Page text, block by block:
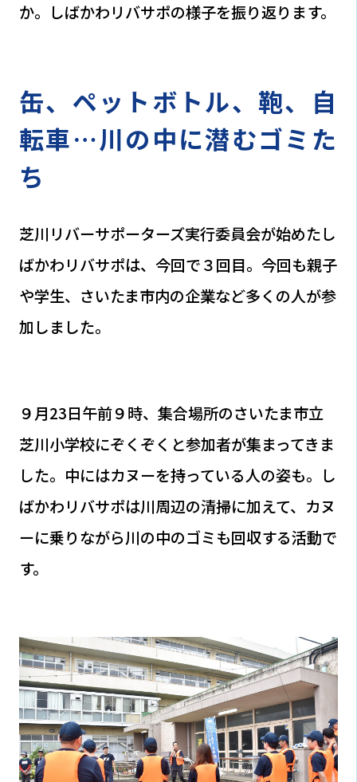
か。しばかわリバサポの様子を振り返ります。
缶、ペットボトル、鞄、自
転車…川の中に潜むゴミた
ち
芝川リバーサポーターズ実行委員会が始めたし
ばかわリバサポは、今回で３回目。今回も親子
や学生、さいたま市内の企業など多くの人が参
加しました。
９月23日午前９時、集合場所のさいたま市立
芝川小学校にぞくぞくと参加者が集まってきま
した。中にはカヌーを持っている人の姿も。し
ばかわリバサポは川周辺の清掃に加えて、カヌ
ーに乗りながら川の中のゴミも回収する活動で
す。